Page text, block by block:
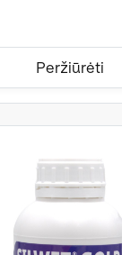
Peržiūrėti